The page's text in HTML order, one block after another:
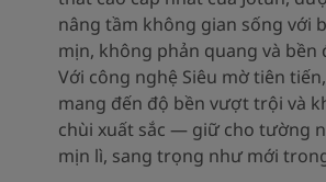
nâng tầm không gian sống với
mịn, không phản quang và bền
Với công nghệ Siêu mờ tiên
mang đến độ bền vượt trội và
chùi xuất sắc — giữ cho tường
mịn lì, sang trọng như mới